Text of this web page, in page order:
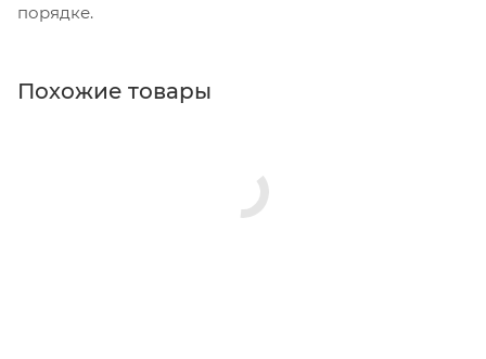
порядке.
Похожие товары